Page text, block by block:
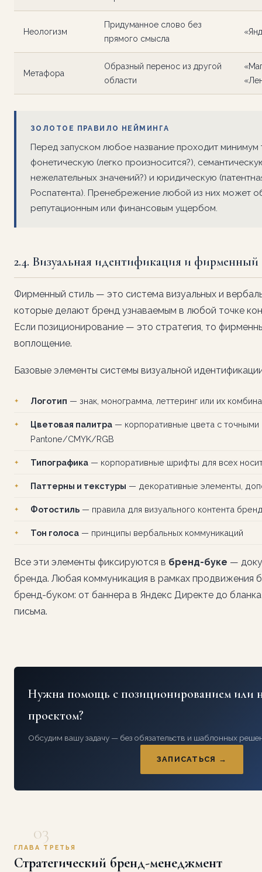
Неологизм
Придуманное слово без
прямого смысла
Метафора
Образный перенос из другой
области
ЗОЛОТОЕ ПРАВИЛО НЕЙМИНГА
Перед запуском любое название проходит минимум
фонетическую (легко произносится?),
нежелательных значений?) и юридическую
Роспатента). Пренебрежение любой из них может
репутационным или финансовым ущербом.
2.4. Визуальная идентификация и фирменный
Фирменный стиль — это система визуальных и
которые делают бренд узнаваемым в любой точке
Если позиционирование — это стратегия, то
воплощение.
Базовые элементы системы визуальной
Логотип — знак, монограмма, леттеринг или их
Цветовая палитра — корпоративные цвета с точными
Pantone/CMYK/RGB
Типографика — корпоративные шрифты для всех
Паттерны и текстуры — декоративные элементы,
Фотостиль — правила для визуального контента
Тон голоса — принципы вербальных коммуникаций
Все эти элементы фиксируются в бренд-буке —
бренда. Любая коммуникация в рамках продвижения
бренд-буком: от баннера в Яндекс Директе до
письма.
Нужна помощь с позиционированием или
проектом?
Обсудим вашу задачу — без обязательств и шаблонных
ЗАПИСАТЬСЯ →
03
ГЛАВА ТРЕТЬЯ
Стратегический бренд-менеджмент